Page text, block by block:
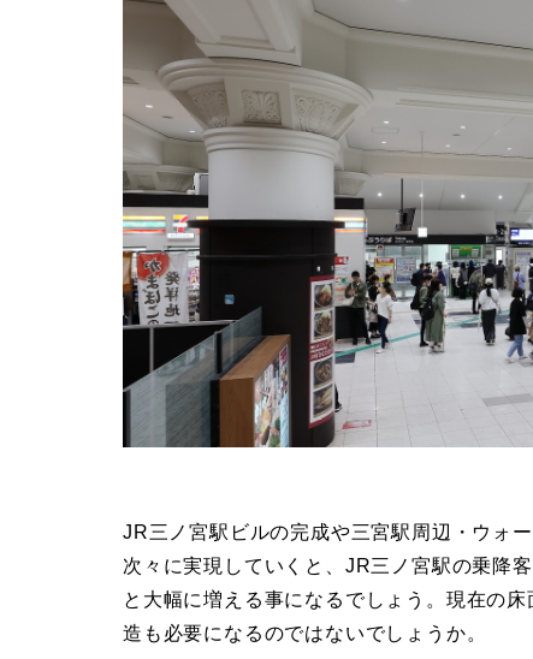
JR三ノ宮駅ビルの完成や三宮駅周辺・ウォ
次々に実現していくと、JR三ノ宮駅の乗降
と大幅に増える事になるでしょう。現在の
造も必要になるのではないでしょうか。